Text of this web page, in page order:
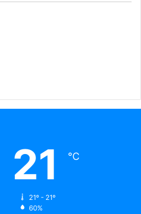
21 ℃
21º - 21º
60%